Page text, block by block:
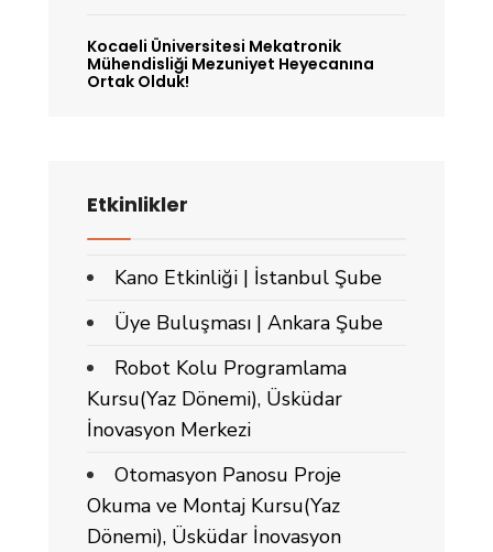
Kocaeli Üniversitesi Mekatronik
Mühendisliği Mezuniyet Heyecanına
Ortak Olduk!
Etkinlikler
Kano Etkinliği | İstanbul Şube
Üye Buluşması | Ankara Şube
Robot Kolu Programlama
Kursu(Yaz Dönemi), Üsküdar
İnovasyon Merkezi
Otomasyon Panosu Proje
Okuma ve Montaj Kursu(Yaz
Dönemi), Üsküdar İnovasyon